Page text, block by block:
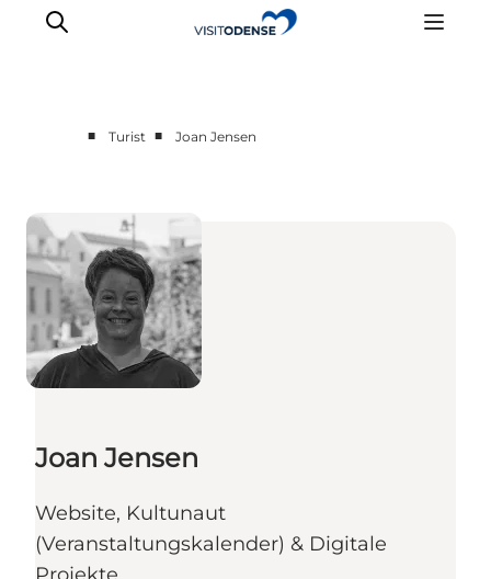
Veranstaltungen
Reiseplanung
Inspiration
■ Turist ■ Joan Jensen
Joan Jensen
Website, Kultunaut
(Veranstaltungskalender) & Digitale